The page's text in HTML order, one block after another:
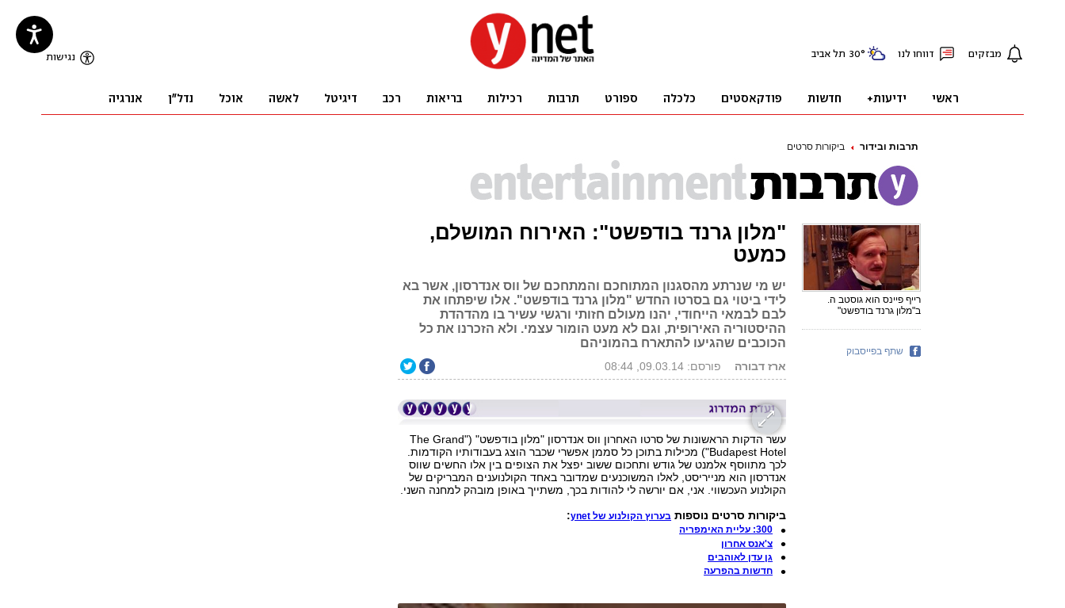
תרבות ובידור ביקורות סרטים
"מלון גרנד בודפשט": האירוח המושלם,
כמעט
יש מי שנרתע מהסגנון המתוחכם והמתחכם של ווס אנדרסון, אשר בא
לידי ביטוי גם בסרטו החדש "מלון גרנד בודפשט". אלו שיפתחו את
לבם לבמאי הייחודי, יהנו מעולם חזותי ורגשי עשיר בו מהדהדת
ההיסטוריה האירופית, וגם לא מעט הומור עצמי. ולא הזכרנו את כל
הכוכבים שהגיעו להתארח בהמוניהם
ארז דבורה פורסם: 09.03.14, 08:44
עשר הדקות הראשונות של סרטו האחרון ווס אנדרסון "מלון בודפשט" ("The Grand
Budapest Hotel") מכילות בתוכן כל סממן אפשרי שכבר הוצג בעבודותיו הקודמות.
לכך מתווסף אלמנט של גודש ותחכום ששוב יפצל את הצופים בין אלו החשים שווס
אנדרסון הוא מנייריסט, לאלו המשוכנעים שמדובר באחד הקולנוענים המבריקים של
הקולנוע העכשווי. אני, אם יורשה לי להודות בכך, משתייך באופן מובהק למחנה השני.
ביקורות סרטים נוספות בערוץ הקולנוע של ynet :
300: עליית האימפריה
צ'אנס אחרון
גן עדן לאוהבים
חדשות בהפרעה
רייף פיינס הוא גוסטב ה.
ב"מלון גרנד בודפשט"
שתף בפייסבוק